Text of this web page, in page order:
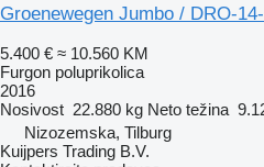
Groenewegen Jumbo / DRO-
5.400 € ≈ 10.560 KM
Furgon poluprikolica
2016
Nosivost 22.880 kg Neto težina
Nizozemska, Tilburg
Kuijpers Trading B.V.